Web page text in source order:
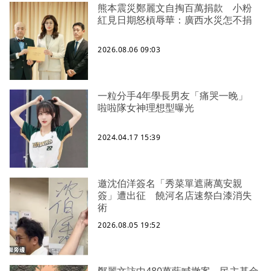
熊本震災鄭麗文自掏百萬捐款 小粉
紅見日期怒槓辱華：廣西水災怎不捐
2026.08.06 09:03
一粒分手4年學長男友「痛哭一晚」
啦啦隊女神理想型曝光
2024.04.17 15:39
邀沈伯洋簽名「秀菜單遮蔣萬安親
簽」遭出征 饒河名店速祭白漆消失
術
2026.08.05 19:52